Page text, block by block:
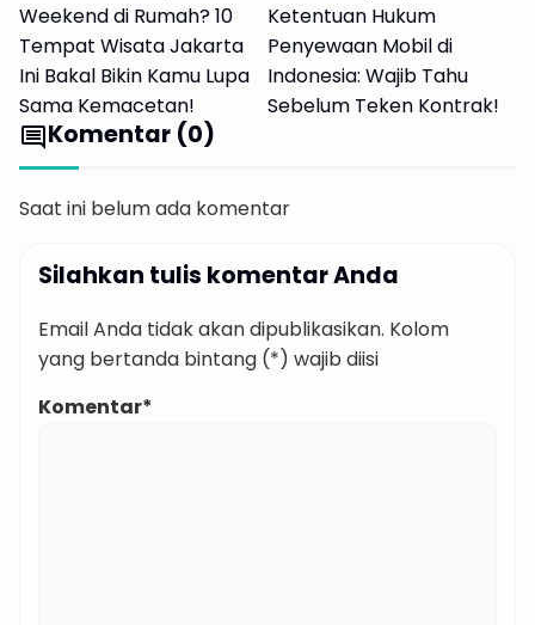
Weekend di Rumah? 10
Tempat Wisata Jakarta
Ini Bakal Bikin Kamu Lupa
Sama Kemacetan!
Ketentuan Hukum
Penyewaan Mobil di
Indonesia: Wajib Tahu
Sebelum Teken Kontrak!
commentKomentar (0)
Saat ini belum ada komentar
Silahkan tulis komentar Anda
Email Anda tidak akan dipublikasikan. Kolom
yang bertanda bintang (*) wajib diisi
Komentar*